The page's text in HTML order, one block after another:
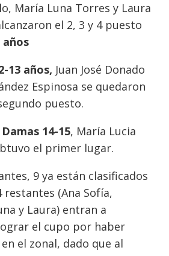
María Luna Torres y Laura
el 2, 3 y 4 puesto
años
13 años, Juan José Donado
Espinosa se quedaron
puesto.
Damas 14-15, María Lucia
el primer lugar.
9 ya están clasificados
(Ana Sofía,
y Laura) entran a
el cupo por haber
el zonal, dado que al